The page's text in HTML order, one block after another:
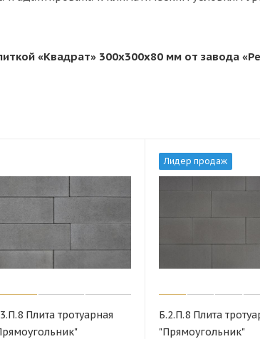
«Квадрат» 300х300х80 мм от завода
Плита тротуарная
Лидер продаж
Б.2.П.8 Плита
"Прямоугольник"